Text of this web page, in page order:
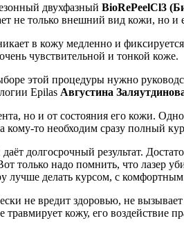
двухфазный BioRePeelCl3
не только внешний вид кожи, но и
в кожу медленно и
чувствительной и тонкой коже.
этой процедуры нужно
Epilas Августина
но и от состояния его кожи.
кому-то необходим сразу полный
долгосрочный результат.
только надо помнить, что лазер
лучше делать курсом, с
не вредит здоровью, не
кожу, его